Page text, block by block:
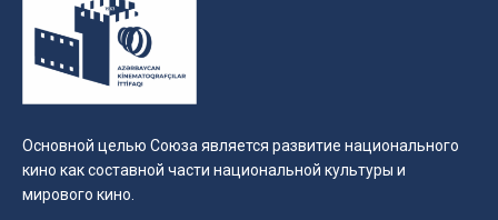
Основной целью Союза является развитие национального
кино как составной части национальной культуры и
мирового кино.